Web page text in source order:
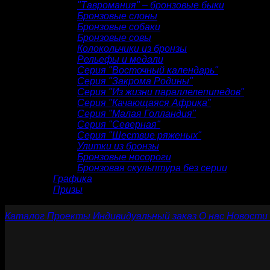
"Тавромания" – бронзовые быки
Бронзовые слоны
Бронзовые собаки
Бронзовые совы
Колокольчики из бронзы
Рельефы и медали
Серия "Восточный календарь"
Серия "Закрома Родины"
Серия "Из жизни параллелепипедов"
Серия "Качающаяся Африка"
Серия "Малая Голландия"
Серия "Северная"
Серия "Шествие ряженых"
Улитки из бронзы
Бронзовые носороги
Бронзовая скульптура без серии
Графика
Призы
Каталог Проекты Индивидуальный заказ О нас Новости